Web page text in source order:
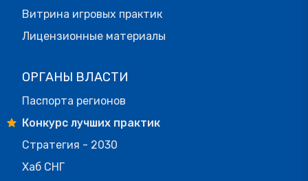
Витрина игровых практик
Лицензионные материалы
ОРГАНЫ ВЛАСТИ
Паспорта регионов
Конкурс лучших практик
Стратегия - 2030
Хаб СНГ